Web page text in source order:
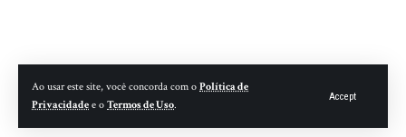
Ao usar este site, você concorda com o Política de
Privacidade e o Termos de Uso.
Accept